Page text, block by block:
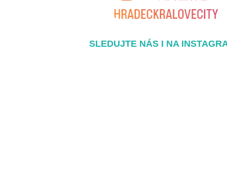
SLEDUJTE NÁS I NA